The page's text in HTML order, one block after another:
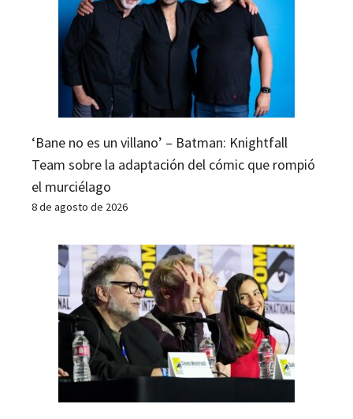
‘Bane no es un villano’ – Batman: Knightfall
Team sobre la adaptación del cómic que rompió
el murciélago
8 de agosto de 2026